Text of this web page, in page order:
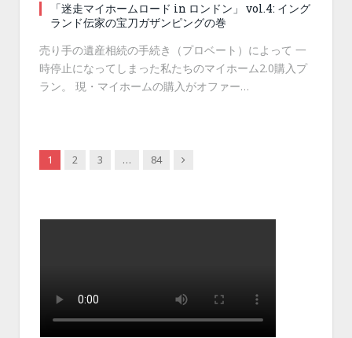
「迷走マイホームロード in ロンドン」 vol.4: イング
ランド伝家の宝刀ガザンピングの巻
売り手の遺産相続の手続き（プロベート）によって 一
時停止になってしまった私たちのマイホーム2.0購入プ
ラン。 現・マイホームの購入がオファー…
1 2 3 … 84 Next